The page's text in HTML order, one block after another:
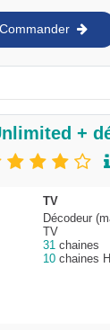
Commander
+
TV
Décodeur
TV
31 chaines
10 chaines